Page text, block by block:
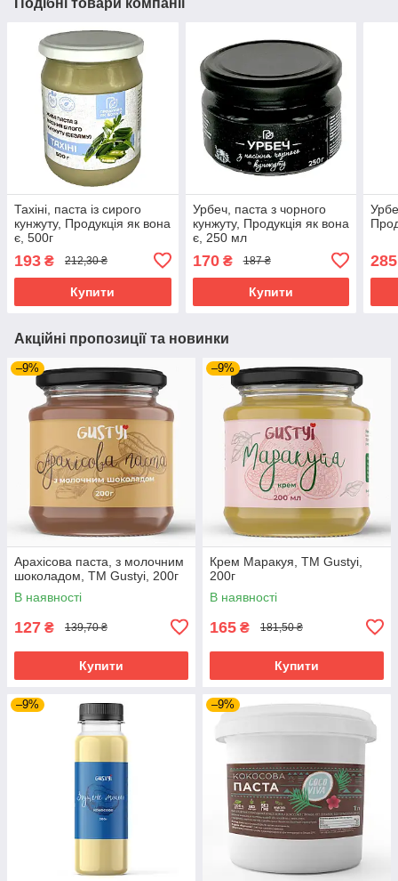
Подібні товари компанії
Тахіні, паста із сирого
кунжуту, Продукція як вона
є, 500г
193 ₴ 212,30 ₴
Купити
Урбеч, паста з чорного
кунжуту, Продукція як вона
є, 250 мл
170₴ 187 ₴
Купити
Акційні пропозиції та новинки
–9%
Арахісова паста, з молочним
шоколадом, ТМ Gustyi, 200г
В наявності
127 ₴ 139,70 ₴
Купити
–9%
Крем Маракуя, ТМ Gustyi,
200г
В наявності
165 ₴ 181,50 ₴
Купити
–9% –9%